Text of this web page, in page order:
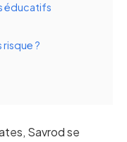
éducatifs
?
Savrod se